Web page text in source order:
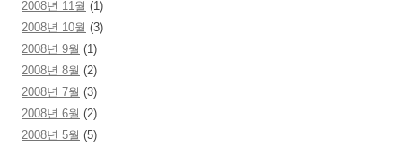
2008년 11월 (1)
2008년 10월 (3)
2008년 9월 (1)
2008년 8월 (2)
2008년 7월 (3)
2008년 6월 (2)
2008년 5월 (5)